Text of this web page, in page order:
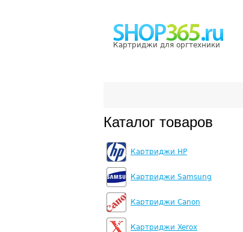
Картриджи для оргтехники
Каталог товаров
Картриджи HP
Картриджи Samsung
Картриджи Canon
Картриджи Xerox